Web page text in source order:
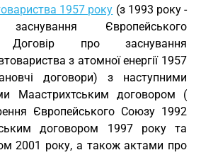
1957 року (з 1993 року -
Європейського
Договір про заснування
з атомної енергії 1957
договори) з наступними
Маастрихтським договором (
Європейського Союзу 1992
договором 1997 року та
2001 року, а також актами про